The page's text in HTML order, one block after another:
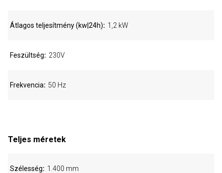
Átlagos teljesítmény (kw|24h) 1,2 kW
Feszültség 230V
Frekvencia 50 Hz
Teljes méretek
Szélesség 1.400 mm